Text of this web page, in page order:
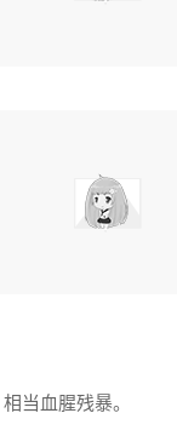
当血腥残暴。